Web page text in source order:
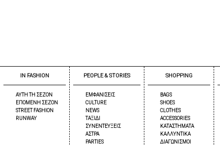
IN FASHION
ΑΥΤΗ ΤΗ ΣΕΖΟΝ
ΕΠΟΜΕΝΗ ΣΕΖΟΝ
STREET FASHION
RUNWAY
PEOPLE & STORIES
ΕΜΦΑΝΙΣΕΙΣ
CULTURE
NEWS
ΤΑΞΙΔΙ
ΣΥΝΕΝΤΕΥΞΕΙΣ
ΑΣΤΡΑ
PARTIES
SHOPPING
BAGS
SHOES
CLOTHES
ACCESSORIES
ΚΑΤΑΣΤΗΜΑΤΑ
ΚΑΛΛΥΝΤΙΚΑ
ΔΙΑΓΩΝΙΣΜΟΙ